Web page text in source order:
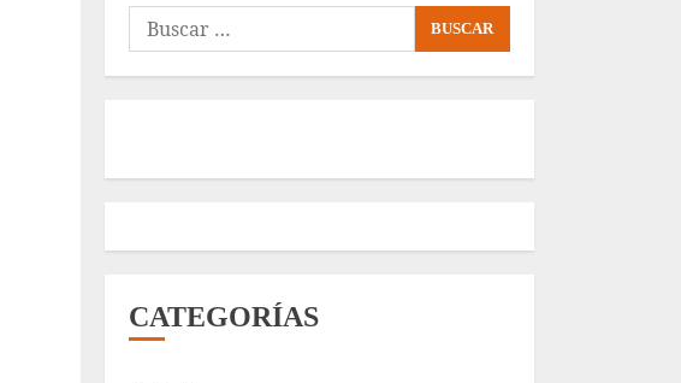
Buscar:
CATEGORÍAS